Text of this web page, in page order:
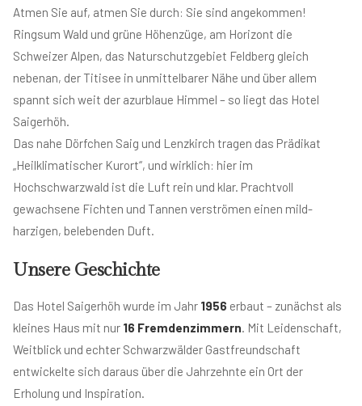
Atmen Sie auf, atmen Sie durch: Sie sind angekommen!
Ringsum Wald und grüne Höhenzüge, am Horizont die
Schweizer Alpen, das Naturschutzgebiet Feldberg gleich
nebenan, der Titisee in unmittelbarer Nähe und über allem
spannt sich weit der azurblaue Himmel – so liegt das Hotel
Saigerhöh.
Das nahe Dörfchen Saig und Lenzkirch tragen das Prädikat
„Heilklimatischer Kurort“, und wirklich: hier im
Hochschwarzwald ist die Luft rein und klar. Prachtvoll
gewachsene Fichten und Tannen verströmen einen mild-
harzigen, belebenden Duft.
Unsere Geschichte
Das Hotel Saigerhöh wurde im Jahr 1956 erbaut – zunächst als
kleines Haus mit nur 16 Fremdenzimmern. Mit Leidenschaft,
Weitblick und echter Schwarzwälder Gastfreundschaft
entwickelte sich daraus über die Jahrzehnte ein Ort der
Erholung und Inspiration.